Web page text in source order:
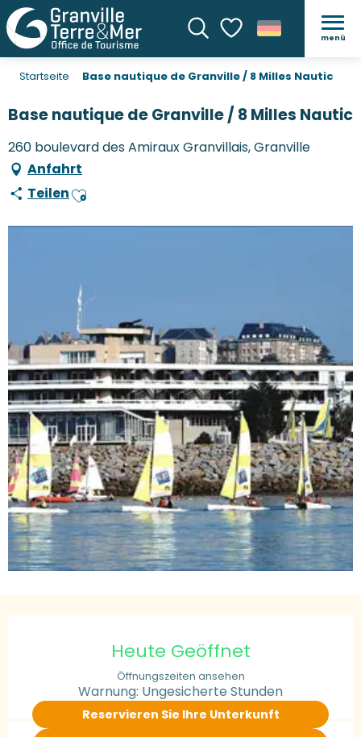
SucheVoir les favoris
menü
Startseite Base nautique de Granville / 8 Milles Nautic
Base nautique de Granville / 8 Milles Nautic
260 boulevard des Amiraux Granvillais, Granville
Anfahrt
TeilenAjouter aux favoris
Heute Geöffnet
Öffnungszeiten ansehen
Warnung: Ungesicherte Stunden
Reservieren Sie Ihre Unterkunft